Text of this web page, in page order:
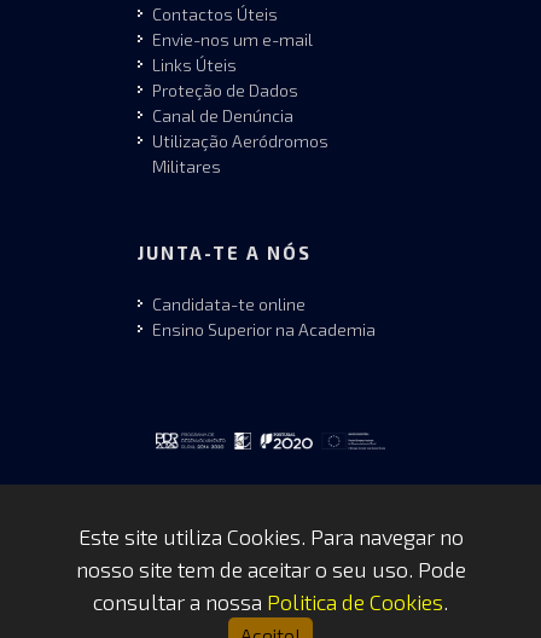
Contactos Úteis
Envie-nos um e-mail
Links Úteis
Proteção de Dados
Canal de Denúncia
Utilização Aeródromos
Militares
JUNTA-TE A NÓS
Candidata-te online
Ensino Superior na Academia
Copyrights © 2026 by FAP - DCSI -
WEBTEAM
Este site utiliza Cookies. Para navegar no
nosso site tem de aceitar o seu uso. Pode
consultar a nossa Politica de Cookies.